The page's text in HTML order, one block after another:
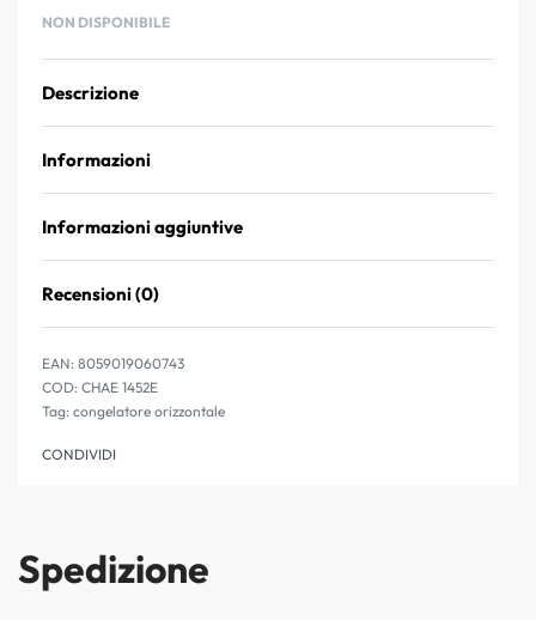
NON DISPONIBILE
Descrizione
Informazioni
Informazioni aggiuntive
Recensioni (0)
EAN: 8059019060743
CHAE 1452E
Tag: congelatore orizzontale
CONDIVIDI
Spedizione